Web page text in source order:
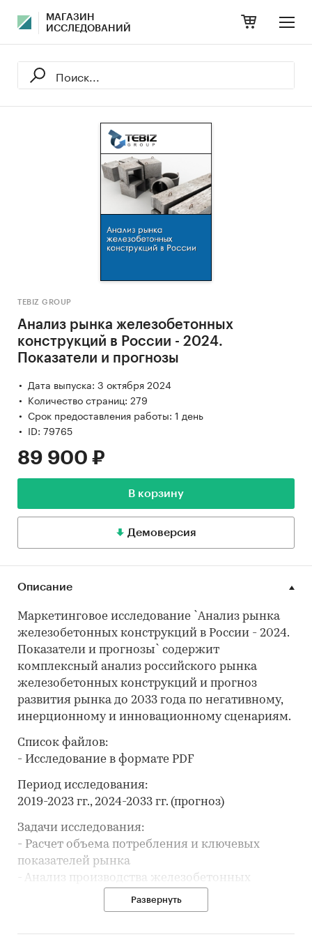
МАГАЗИН
ИССЛЕДОВАНИЙ
TEBIZ GROUP
Анализ рынка железобетонных
конструкций в России - 2024.
Показатели и прогнозы
Дата выпуска: 3 октября 2024
Количество страниц: 279
Срок предоставления работы: 1 день
ID: 79765
89 900 ₽
В корзину
Демоверсия
Описание
Маркетинговое исследование `Анализ рынка
железобетонных конструкций в России - 2024.
Показатели и прогнозы` содержит
комплексный анализ российского рынка
железобетонных конструкций и прогноз
развития рынка до 2033 года по негативному,
инерционному и инновационному сценариям.
Список файлов:
- Исследование в формате PDF
Период исследования:
2019-2023 гг., 2024-2033 гг. (прогноз)
Задачи исследования:
- Расчет объема потребления и ключевых
показателей рынка
- Анализ производства железобетонных
- Составление рейтинга производителей
Развернуть